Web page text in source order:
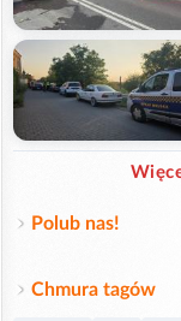
Polub nas!
Chmura tagów